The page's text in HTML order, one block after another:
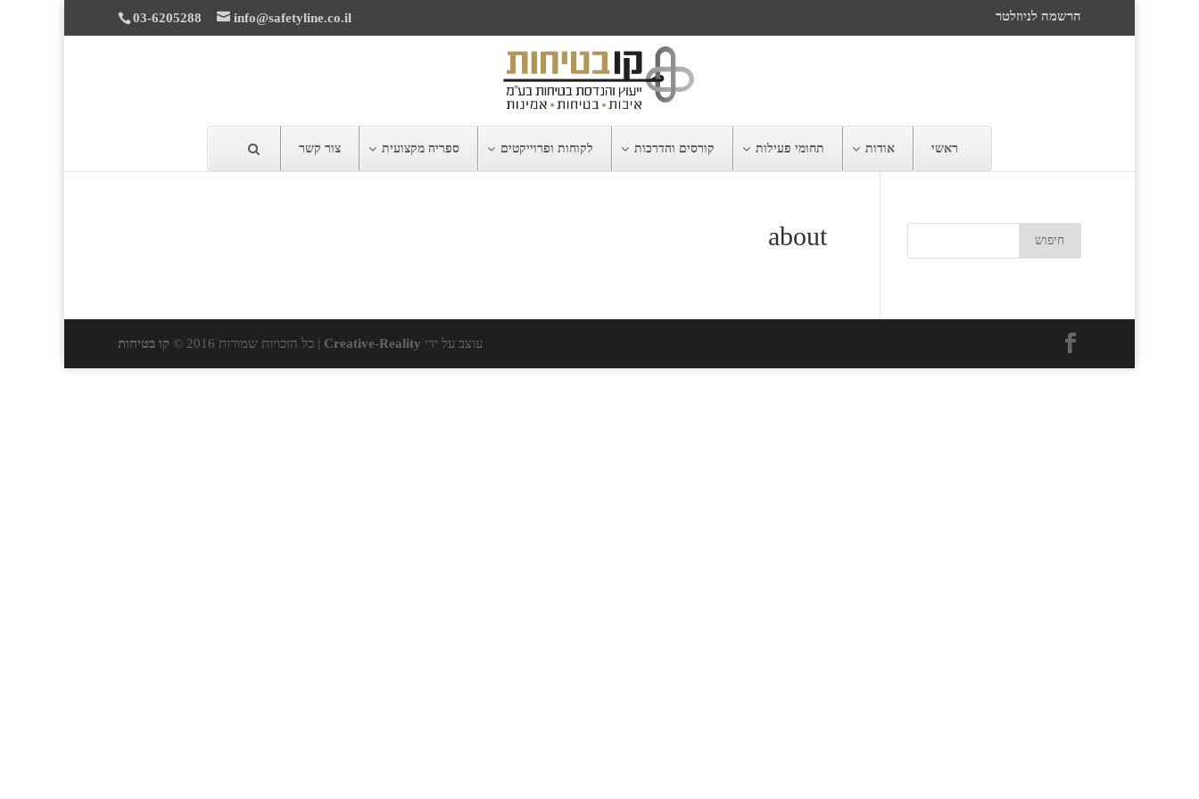
03-6205288 info@safetyline.co.il הרשמה לניוזלטר
ראשי אודות תחומי פעילות קורסים והדרכות לקוחות ופרוייקטים ספריה מקצועית צור קשר
about
עוצב על ידי Creative-Reality | כל הזכויות שמורות 2016 © קו בטיחות